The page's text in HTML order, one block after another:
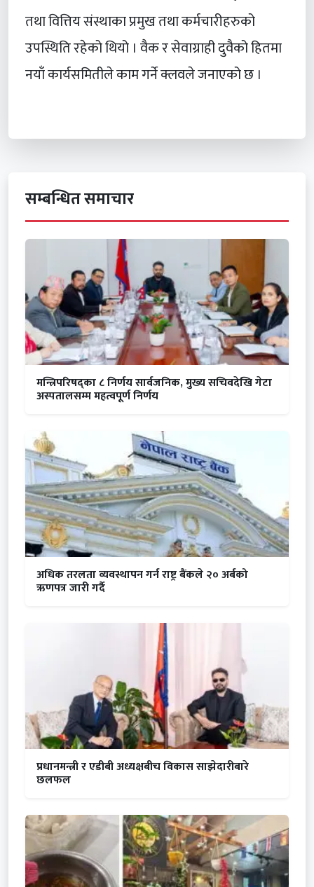
तथा वित्तिय संस्थाका प्रमुख तथा कर्मचारीहरुको
उपस्थिति रहेको थियो । वैक र सेवाग्राही दुवैको हितमा
नयाँ कार्यसमितीले काम गर्ने क्लवले जनाएको छ ।
सम्बन्धित समाचार
मन्त्रिपरिषद्का ८ निर्णय सार्वजनिक, मुख्य सचिवदेखि गेटा
अस्पतालसम्म महत्वपूर्ण निर्णय
अधिक तरलता व्यवस्थापन गर्न राष्ट्र बैंकले २० अर्बको
ऋणपत्र जारी गर्दै
प्रधानमन्त्री र एडीबी अध्यक्षबीच विकास साझेदारीबारे
छलफल